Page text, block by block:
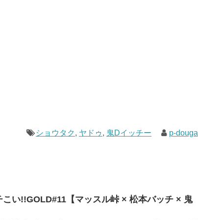
ショウタク , ヤドゥ , 鬼Dイッチー p-douga
こい!!GOLD#11【マッスル峠 × 松本バッチ × 鬼